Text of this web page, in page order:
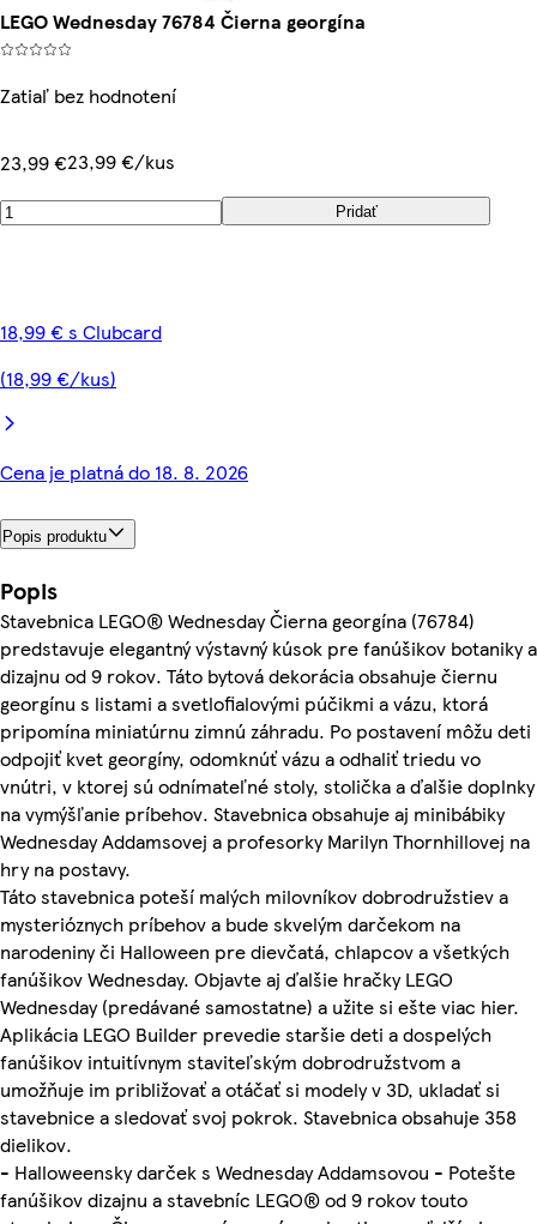
LEGO Wednesday 76784 Čierna georgína
Zatiaľ bez hodnotení
23,99 €23,99 €/kus
Pridať
18,99 € s Clubcard
(18,99 €/kus)
Cena je platná do 18. 8. 2026
Popis produktu
Popis
Stavebnica LEGO® Wednesday Čierna georgína (76784)
predstavuje elegantný výstavný kúsok pre fanúšikov botaniky a
dizajnu od 9 rokov. Táto bytová dekorácia obsahuje čiernu
georgínu s listami a svetlofialovými púčikmi a vázu, ktorá
pripomína miniatúrnu zimnú záhradu. Po postavení môžu deti
odpojiť kvet georgíny, odomknúť vázu a odhaliť triedu vo
vnútri, v ktorej sú odnímateľné stoly, stolička a ďalšie doplnky
na vymýšľanie príbehov. Stavebnica obsahuje aj minibábiky
Wednesday Addamsovej a profesorky Marilyn Thornhillovej na
hry na postavy.
Táto stavebnica poteší malých milovníkov dobrodružstiev a
mysterióznych príbehov a bude skvelým darčekom na
narodeniny či Halloween pre dievčatá, chlapcov a všetkých
fanúšikov Wednesday. Objavte aj ďalšie hračky LEGO
Wednesday (predávané samostatne) a užite si ešte viac hier.
Aplikácia LEGO Builder prevedie staršie deti a dospelých
fanúšikov intuitívnym staviteľským dobrodružstvom a
umožňuje im približovať a otáčať si modely v 3D, ukladať si
stavebnice a sledovať svoj pokrok. Stavebnica obsahuje 358
dielikov.
- Halloweensky darček s Wednesday Addamsovou - Potešte
fanúšikov dizajnu a stavebníc LEGO® od 9 rokov touto